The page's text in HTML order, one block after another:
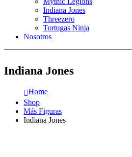
Indiana Jones
Threezero
Tortugas Ninja
Nosotros
Indiana Jones
Home
Shop
Más Figuras
Indiana Jones